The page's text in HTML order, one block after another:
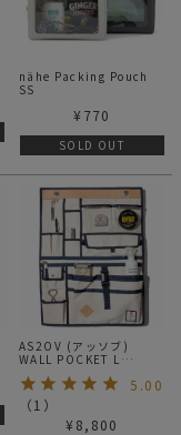
nähe Packing Pouch
SS
¥ 770
SOLD OUT
AS2OV (アッソブ)
WALL POCKET L
CANVAS / リビンググッ
ズ
5.00
（1 ）
¥ 8,800